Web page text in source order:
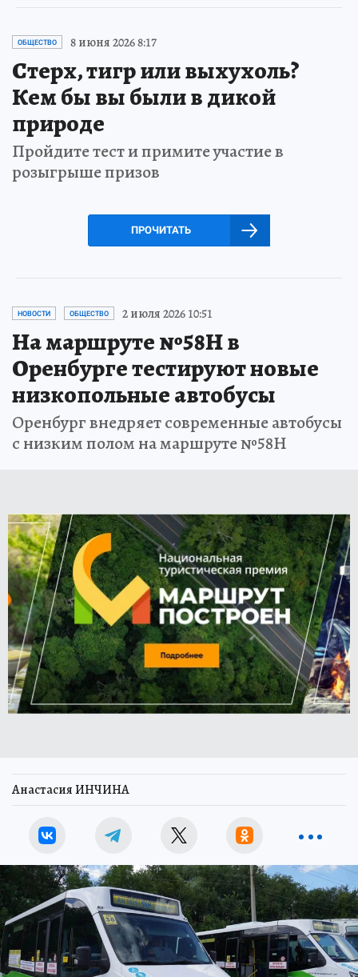
ОБЩЕСТВО 8 июня 2026 8:17
Стерх, тигр или выхухоль?
Кем бы вы были в дикой
природе
Пройдите тест и примите участие в
розыгрыше призов
ПРОЧИТАТЬ
НОВОСТИ ОБЩЕСТВО 2 июля 2026 10:51
На маршруте №58Н в
Оренбурге тестируют новые
низкопольные автобусы
Оренбург внедряет современные автобусы
с низким полом на маршруте №58Н
Анастасия ИНЧИНА